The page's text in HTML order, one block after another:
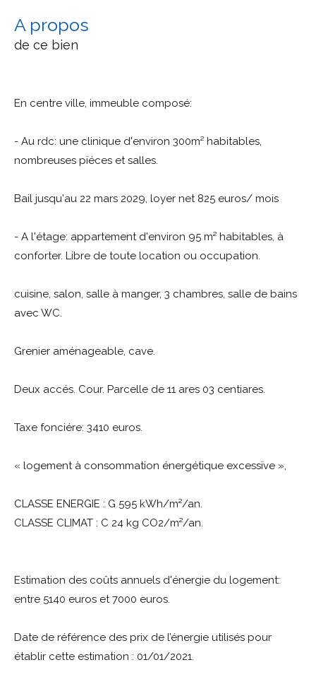
a propos
de ce bien
En centre ville, immeuble composé:
- Au rdc: une clinique d'environ 300m² habitables,
nombreuses piéces et salles.
Bail jusqu'au 22 mars 2029, loyer net 825 euros/ mois
- A l'étage: appartement d'environ 95 m² habitables, à
conforter. Libre de toute location ou occupation.
cuisine, salon, salle à manger, 3 chambres, salle de bains
avec WC.
Grenier aménageable, cave.
Deux accés. Cour. Parcelle de 11 ares 03 centiares.
Taxe fonciére: 3410 euros.
« logement à consommation énergétique excessive »,
CLASSE ENERGIE : G 595 kWh/m²/an.
CLASSE CLIMAT : C 24 kg CO2/m²/an.
Estimation des coûts annuels d'énergie du logement:
entre 5140 euros et 7000 euros.
Date de référence des prix de l’énergie utilisés pour
établir cette estimation : 01/01/2021.